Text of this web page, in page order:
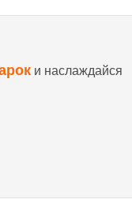
и наслаждайся